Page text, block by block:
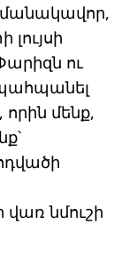
ու
մենք,
նմուշի